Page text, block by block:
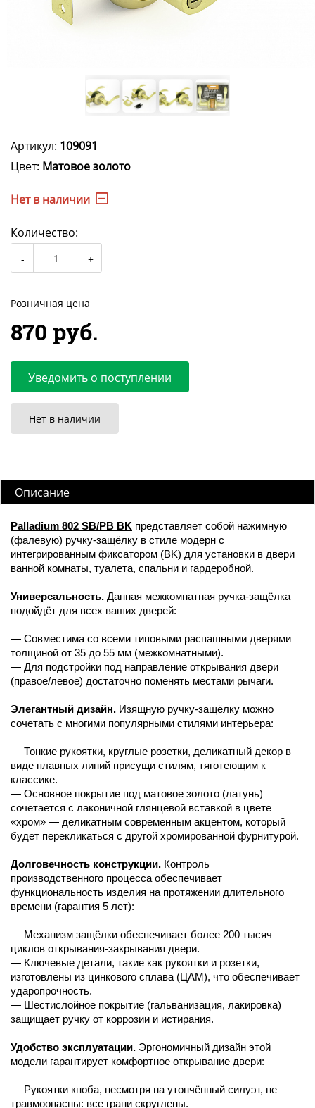
Артикул: 109091
Цвет: Матовое золото
Нет в наличии
Количество:
Розничная цена
870 руб.
Уведомить о поступлении
Нет в наличии
Описание
Palladium 802 SB/PB BK представляет собой нажимную
(фалевую) ручку-защёлку в стиле модерн с
интегрированным фиксатором (BK) для установки в двери
ванной комнаты, туалета, спальни и гардеробной.
Универсальность. Данная межкомнатная ручка-защёлка
подойдёт для всех ваших дверей:
— Совместима со всеми типовыми распашными дверями
толщиной от 35 до 55 мм (межкомнатными).
— Для подстройки под направление открывания двери
(правое/левое) достаточно поменять местами рычаги.
Элегантный дизайн. Изящную ручку-защёлку можно
сочетать с многими популярными стилями интерьера:
— Тонкие рукоятки, круглые розетки, деликатный декор в
виде плавных линий присущи стилям, тяготеющим к
классике.
— Основное покрытие под матовое золото (латунь)
сочетается с лаконичной глянцевой вставкой в цвете
«хром» — деликатным современным акцентом, который
будет перекликаться с другой хромированной фурнитурой.
Долговечность конструкции. Контроль
производственного процесса обеспечивает
функциональность изделия на протяжении длительного
времени (гарантия 5 лет):
— Механизм защёлки обеспечивает более 200 тысяч
циклов открывания-закрывания двери.
— Ключевые детали, такие как рукоятки и розетки,
изготовлены из цинкового сплава (ЦАМ), что обеспечивает
ударопрочность.
— Шестислойное покрытие (гальванизация, лакировка)
защищает ручку от коррозии и истирания.
Удобство эксплуатации. Эргономичный дизайн этой
модели гарантирует комфортное открывание двери:
— Рукоятки кноба, несмотря на утончённый силуэт, не
травмоопасны: все грани скруглены.